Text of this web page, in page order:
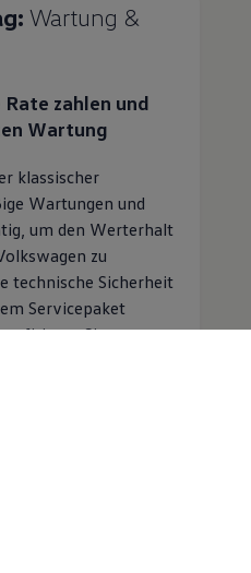
Wartung &
zahlen und
Wartung
klassischer
Wartungen und
um den Werterhalt
zu
technische Sicherheit
Servicepaket
Sie von